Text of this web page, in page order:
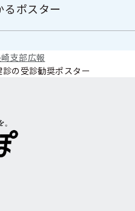
るポスター
支部広報
診の受診勧奨ポスター